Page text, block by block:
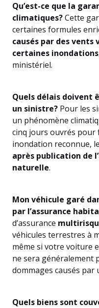
Qu’est-ce que la
climatiques?Cette
certaines formules
causés par des
certaines inondations
ministériel.
Quels délais doivent
un sinistre? Pour les
un phénomène
cinq jours ouvrés pour
inondation reconnue,
après publication de
naturelle.
Mon véhicule garé
par l’assurance
d’assurance
véhicules terrestres à
même si votre voiture
ne sera généralement
dommages causés par
Quels biens sont